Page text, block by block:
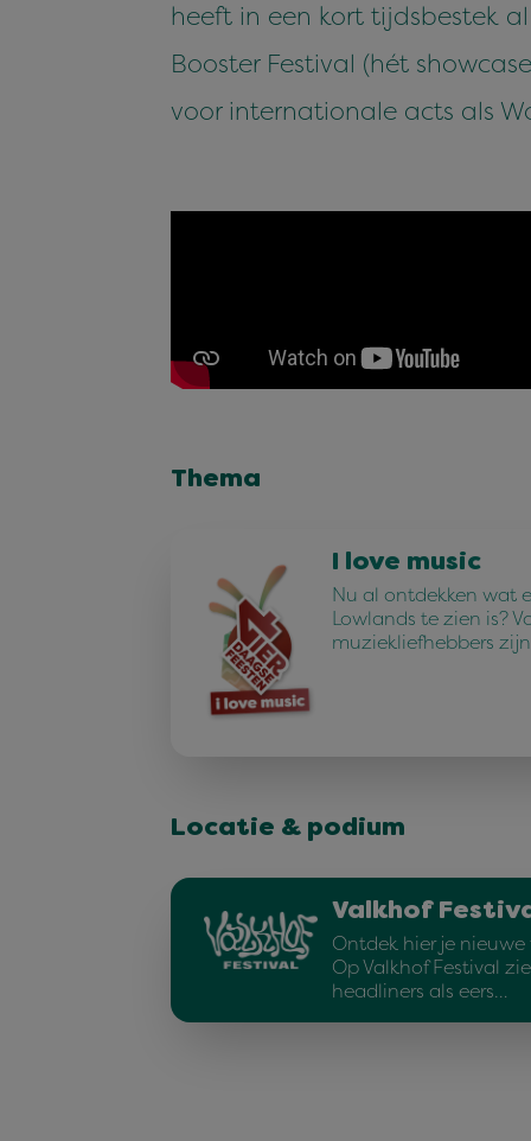
heeft in een kort tijdsbestek
Booster Festival (hét
voor internationale acts als
Thema
I love music
Nu al ontdekken wat
Lowlands te zien is?
muziekliefhebbers
Locatie & podium
Valkhof
Ontdek hier je
Op Valkhof Festival
headliners als eers…